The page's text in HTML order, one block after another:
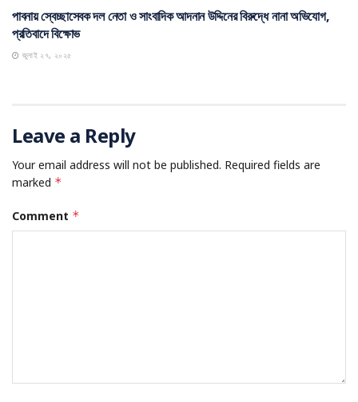
পাবনায় স্বেচ্ছাসেবক দল নেতা ও সাংবাদিক আদনান উদ্দিনের বিরুদ্ধে নানা অভিযোগ,
প্রতিবাদে বিক্ষোভ
জুলাই ২৭, ২০২৫
Leave a Reply
Your email address will not be published. Required fields are
marked *
Comment *